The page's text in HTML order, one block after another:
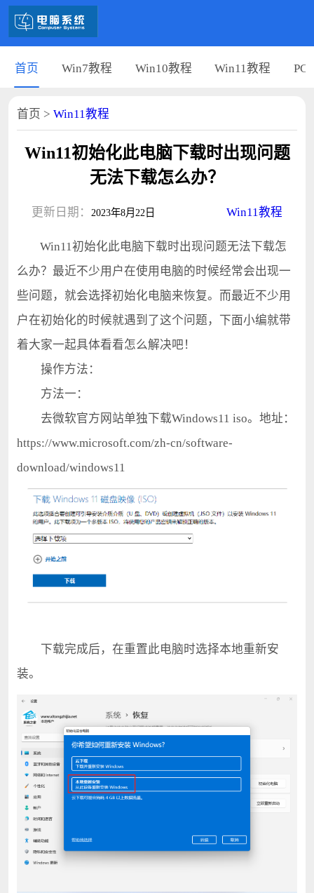
首页 Win7教程 Win10教程 Win11教程 PC
首页 > Win11教程
Win11初始化此电脑下载时出现问题
无法下载怎么办？
更新日期： 2023年8月22日 Win11教程
Win11初始化此电脑下载时出现问题无法下载怎
么办？最近不少用户在使用电脑的时候经常会出现一
些问题，就会选择初始化电脑来恢复。而最近不少用
户在初始化的时候就遇到了这个问题，下面小编就带
着大家一起具体看看怎么解决吧！
操作方法：
方法一：
去微软官方网站单独下载Windows11 iso。地址：
https://www.microsoft.com/zh-cn/software-
download/windows11
下载完成后，在重置此电脑时选择本地重新安
装。